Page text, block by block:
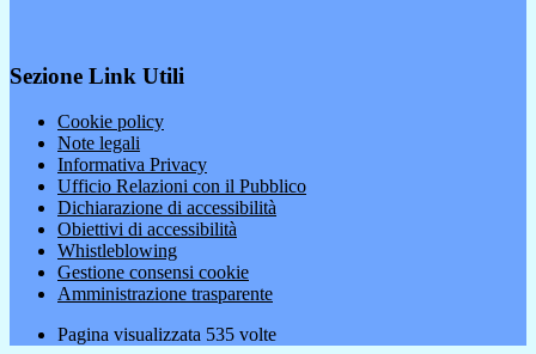
Sezione Link Utili
Cookie policy
Note legali
Informativa Privacy
Ufficio Relazioni con il Pubblico
Dichiarazione di accessibilità
Obiettivi di accessibilità
Whistleblowing
Gestione consensi cookie
Amministrazione trasparente
Pagina visualizzata 535 volte